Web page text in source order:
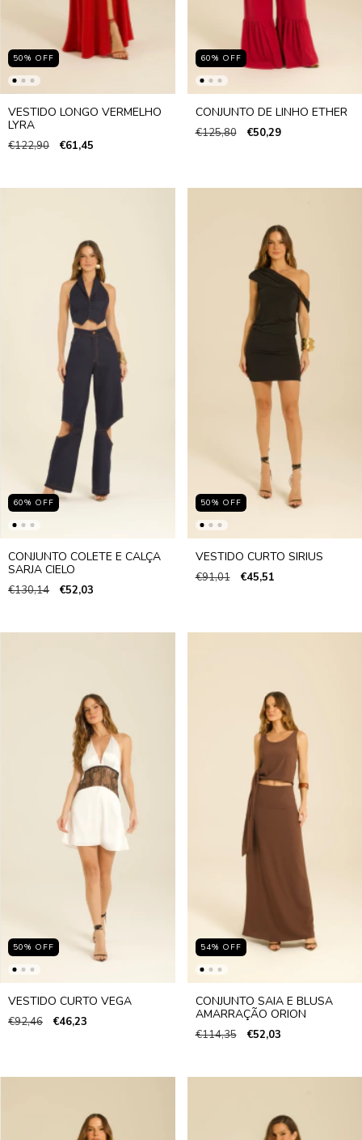
50% OFF
VESTIDO LONGO VERMELHO
LYRA
€122,90 €61,45
60% OFF
CONJUNTO DE LINHO ETHER
€125,80 €50,29
60% OFF
CONJUNTO COLETE E CALÇA
SARJA CIELO
€130,14 €52,03
50% OFF
VESTIDO CURTO SIRIUS
€91,01 €45,51
50% OFF
VESTIDO CURTO VEGA
€92,46 €46,23
54% OFF
CONJUNTO SAIA E BLUSA
AMARRAÇÃO ORION
€114,35 €52,03